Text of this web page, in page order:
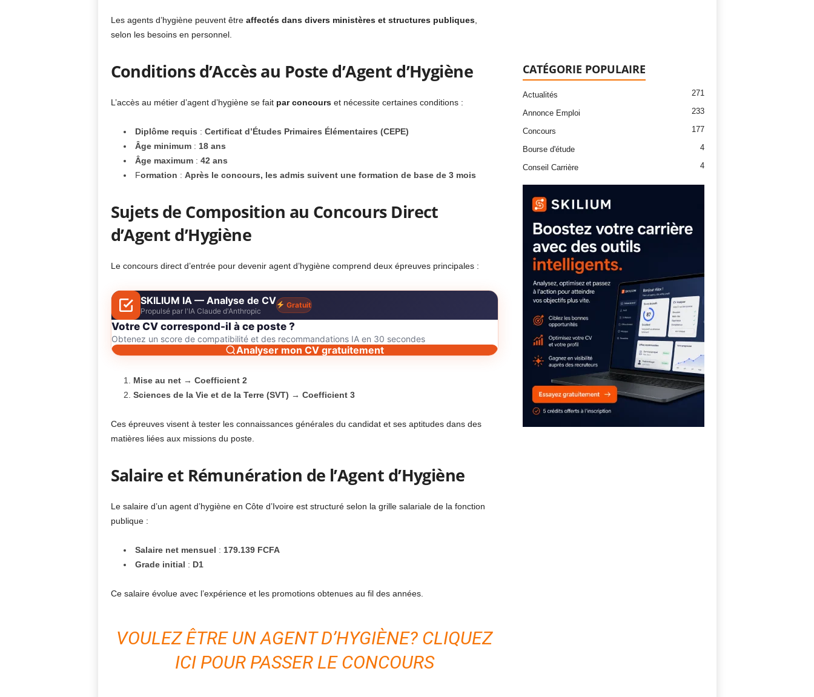
Les agents d’hygiène peuvent être affectés dans divers ministères et structures publiques,
selon les besoins en personnel.
Conditions d’Accès au Poste d’Agent d’Hygiène
L’accès au métier d’agent d’hygiène se fait par concourset nécessite certaines conditions :
Diplôme requis : Certificat d’Études Primaires Élémentaires (CEPE)
Âge minimum: 18 ans
Âge maximum: 42 ans
Formation : Après le concours, les admis suivent une formation de base de 3 mois
Sujets de Composition au Concours Direct
d’Agent d’Hygiène
Le concours direct d’entrée pour devenir agent d’hygiène comprend deux épreuves principales :
SKILIUM IA — Analyse de CV
Propulsé par l'IA Claude d'Anthropic
Gratuit
Votre CV correspond-il à ce poste ?
Obtenez un score de compatibilité et des recommandations IA en 30 secondes
Analyser mon CV gratuitement
Mise au net→ Coefficient 2
Sciences de la Vie et de la Terre (SVT) → Coefficient 3
Ces épreuves visent à tester les connaissances générales du candidat et ses aptitudes dans des
matières liées aux missions du poste.
Salaire et Rémunération de l’Agent d’Hygiène
Le salaire d’un agent d’hygiène en Côte d’Ivoire est structuré selon la grille salariale de la fonction
publique :
Salaire net mensuel : 179.139 FCFA
Grade initial : D1
Ce salaire évolue avec l’expérience et les promotions obtenues au fil des années.
VOULEZ ÊTRE UN AGENT D’HYGIÈNE? CLIQUEZ
ICI POUR PASSER LE CONCOURS
CATÉGORIE POPULAIRE
Actualités 271
Annonce Emploi 233
Concours 177
Bourse d'étude 4
Conseil Carrière 4